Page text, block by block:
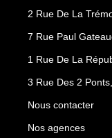
2 Rue De La
7 Rue Paul
1 Rue De La
3 Rue Des 2
Nous contacter
Nos agences